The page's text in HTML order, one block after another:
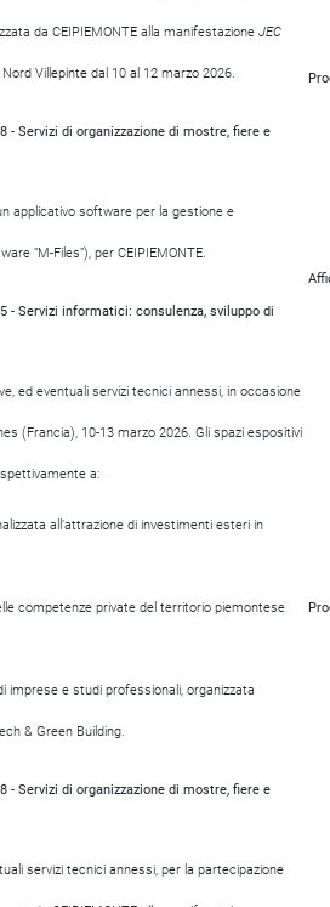
da CEIPIEMONTE alla manifestazione JEC
Villepinte dal 10 al 12 marzo 2026.
- Servizi di organizzazione di mostre, fiere e
applicativo software per la gestione e
“M-Files”), per CEIPIEMONTE.
- Servizi informatici: consulenza, sviluppo di
ed eventuali servizi tecnici annessi, in occasione
(Francia), 10-13 marzo 2026. Gli spazi espositivi
a:
all’attrazione di investimenti esteri in
competenze private del territorio piemontese
imprese e studi professionali, organizzata
& Green Building.
- Servizi di organizzazione di mostre, fiere e
servizi tecnici annessi, per la partecipazione